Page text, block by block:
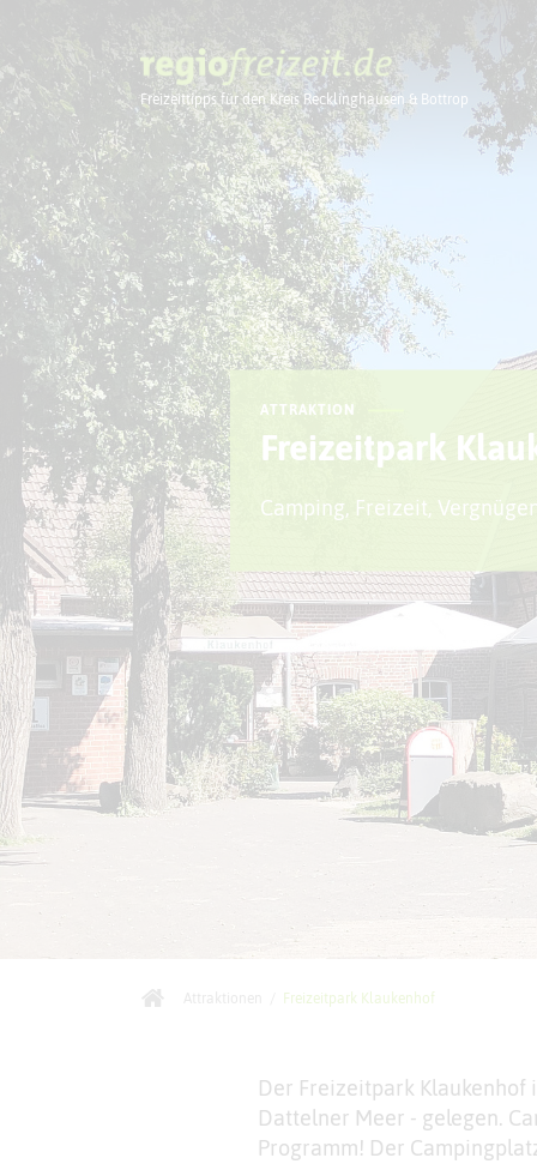
Freizeittipps für den Kreis Recklinghausen & Bottrop
Ausflugstipps
ATTRAKTION
Freizeitpark
Camping, Freizeit,
Freizeitpark Klaukenhof
Der Freizeitpark Klaukenhof
Dattelner Meer - gelegen.
Programm! Der